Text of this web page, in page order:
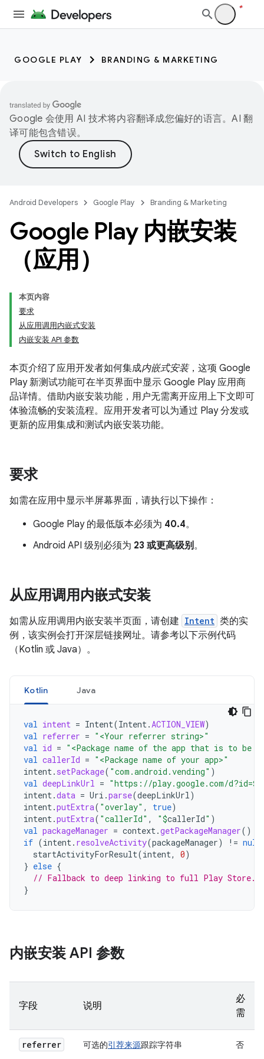
GOOGLE PLAY BRANDING & MARKETING
Google 会使用 AI 技术将内容翻译成您偏好的语言。AI 翻
译可能包含错误。
Android Developers Google Play Branding & Marketing
Google Play 内嵌安装
（应用）
本页内容
要求
从应用调用内嵌式安装
内嵌安装 API 参数
本页介绍了应用开发者如何集成内嵌式安装，这项 Google
Play 新测试功能可在半页界面中显示 Google Play 应用商
品详情。借助内嵌安装功能，用户无需离开应用上下文即可
体验流畅的安装流程。应用开发者可以为通过 Play 分发或
更新的应用集成和测试内嵌安装功能。
要求
如需在应用中显示半屏幕界面，请执行以下操作：
Google Play 的最低版本必须为 40.4。
Android API 级别必须为 23 或更高级别。
从应用调用内嵌式安装
如需从应用调用内嵌安装半页面，请创建 Intent 类的实
例，该实例会打开深层链接网址。请参考以下示例代码
（Kotlin 或 Java）。
Kotlin Java
val intent = Intent(Intent.ACTION_VIEW)
val referrer = "<Your referrer string>"
val id = "<Package name of the app that is to be
val callerId = "<Package name of your app>"
intent. setPackage( "com.android.vending" )
val deepLinkUrl = "https://play.google.com/d?id=$
intent.data = Uri .parse(deepLinkUrl)
intent.putExtra( "overlay" , true)
intent.putExtra( "callerId" , "$callerId" )
val packageManager = context.getPackageManager()
if (intent. resolveActivity(packageManager) != null
startActivityForResult(intent, 0)
} else {
// Fallback to deep linking to full Play Store.
}
内嵌安装 API 参数
字段 说明
必
需
referrer 可选的引荐来源跟踪字符串 否